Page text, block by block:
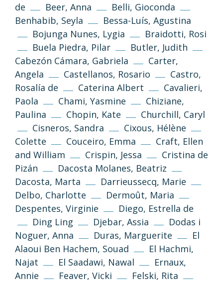
de
Beer, Anna
Belli, Gioconda
Benhabib, Seyla
Bessa-Luís, Agustina
Bojunga Nunes, Lygia
Braidotti, Rosi
Buela Piedra, Pilar
Butler, Judith
Cabezón Cámara, Gabriela
Carter,
Angela
Castellanos, Rosario
Castro,
Rosalía de
Caterina Albert
Cavalieri,
Paola
Chami, Yasmine
Chiziane,
Paulina
Chopin, Kate
Churchill, Caryl
Cisneros, Sandra
Cixous, Hélène
Colette
Couceiro, Emma
Craft, Ellen
and William
Crispin, Jessa
Cristina de
Pizán
Dacosta Molanes, Beatriz
Dacosta, Marta
Darrieussecq, Marie
Delbo, Charlotte
Dermoût, Maria
Despentes, Virginie
Diego, Estrella de
Ding Ling
Djebar, Assia
Dodas i
Noguer, Anna
Duras, Marguerite
El
Alaoui Ben Hachem, Souad
El Hachmi,
Najat
El Saadawi, Nawal
Ernaux,
Annie
Feaver, Vicki
Felski, Rita